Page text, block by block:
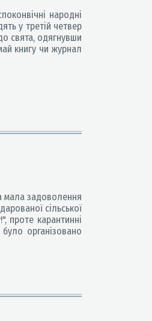
народні
у третій четвер
свята, одягнувши
книгу чи журнал
мала задоволення
сільської
проте карантинні
організовано